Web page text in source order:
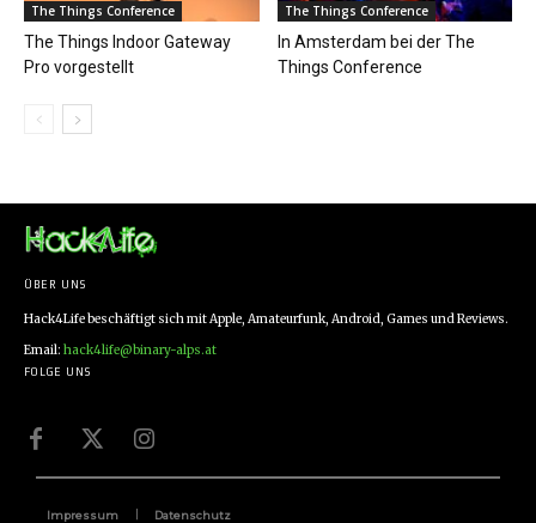
The Things Conference
The Things Indoor Gateway
Pro vorgestellt
The Things Conference
In Amsterdam bei der The
Things Conference
ÜBER UNS
Hack4Life beschäftigt sich mit Apple, Amateurfunk, Android, Games und Reviews.
Email: hack4life@binary-alps.at
FOLGE UNS
Impressum Datenschutz